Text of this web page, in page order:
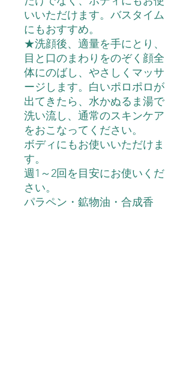
いいただけます。バスタイム
にもおすすめ。
★洗顔後、適量を手にとり、
目と口のまわりをのぞく顔全
体にのばし、やさしくマッサ
ージします。白いポロポロが
出てきたら、水かぬるま湯で
洗い流し、通常のスキンケア
をおこなってください。
ボディにもお使いいただけま
す。
週1～2回を目安にお使いくだ
さい。
パラペン・鉱物油・合成香